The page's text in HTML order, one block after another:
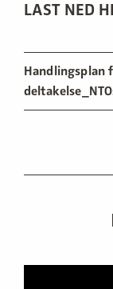
LAST NED